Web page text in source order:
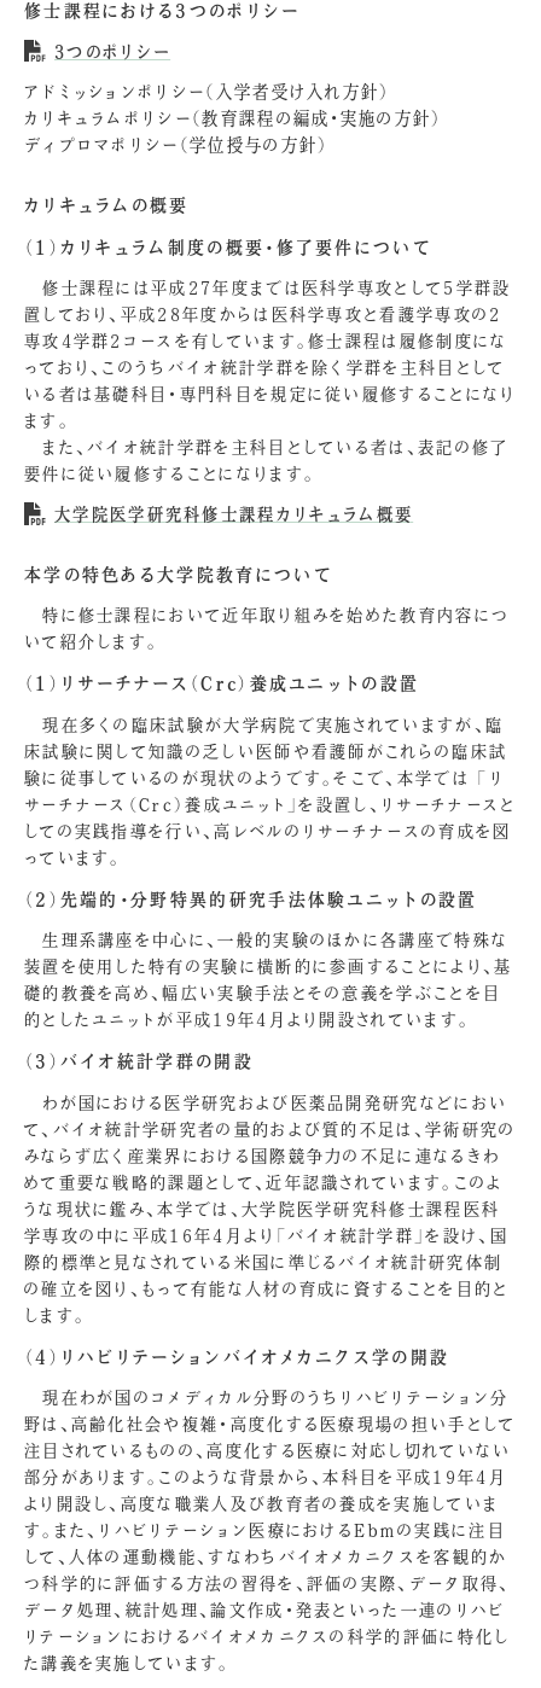
修士課程における3つのポリシー
3つのポリシー
アドミッションポリシー（入学者受け入れ方針）
カリキュラムポリシー（教育課程の編成・実施の方針）
ディプロマポリシー（学位授与の方針）
カリキュラムの概要
（1）カリキュラム制度の概要・修了要件について
修士課程には平成27年度までは医科学専攻として5学群設
置しており、平成28年度からは医科学専攻と看護学専攻の2
専攻4学群2コースを有しています。修士課程は履修制度にな
っており、このうちバイオ統計学群を除く学群を主科目として
いる者は基礎科目・専門科目を規定に従い履修することになり
ます。
また、バイオ統計学群を主科目としている者は、表記の修了
要件に従い履修することになります。
大学院医学研究科修士課程カリキュラム概要
本学の特色ある大学院教育について
特に修士課程において近年取り組みを始めた教育内容につ
いて紹介します。
（1）リサーチナース（Ｃｒｃ）養成ユニットの設置
現在多くの臨床試験が大学病院で実施されていますが、臨
床試験に関して知識の乏しい医師や看護師がこれらの臨床試
験に従事しているのが現状のようです。そこで、本学では 「リ
サーチナース（Ｃｒｃ）養成ユニット」を設置し、リサーチナースと
しての実践指導を行い、高レベルのリサーチナースの育成を図
っています。
（2）先端的・分野特異的研究手法体験ユニットの設置
生理系講座を中心に、一般的実験のほかに各講座で特殊な
装置を使用した特有の実験に横断的に参画することにより、基
礎的教養を高め、幅広い実験手法とその意義を学ぶことを目
的としたユニットが平成19年4月より開設されています。
（3）バイオ統計学群の開設
わが国における医学研究および医薬品開発研究などにおい
て、バイオ統計学研究者の量的および質的不足は、学術研究の
みならず広く産業界における国際競争力の不足に連なるきわ
めて重要な戦略的課題として、近年認識されています。このよ
うな現状に鑑み、本学では、大学院医学研究科修士課程医科
学専攻の中に平成16年4月より「バイオ統計学群」を設け、国
際的標準と見なされている米国に準じるバイオ統計研究体制
の確立を図り、もって有能な人材の育成に資することを目的と
します。
（4）リハビリテーションバイオメカニクス学の開設
現在わが国のコメディカル分野のうちリハビリテーション分
野は、高齢化社会や複雑・高度化する医療現場の担い手として
注目されているものの、高度化する医療に対応し切れていない
部分があります。このような背景から、本科目を平成19年4月
より開設し、高度な職業人及び教育者の養成を実施していま
す。また、リハビリテーション医療におけるＥｂｍの実践に注目
して、人体の運動機能、すなわちバイオメカニクスを客観的か
つ科学的に評価する方法の習得を、評価の実際、データ取得、
データ処理、統計処理、論文作成・発表といった一連のリハビ
リテーションにおけるバイオメカニクスの科学的評価に特化し
た講義を実施しています。